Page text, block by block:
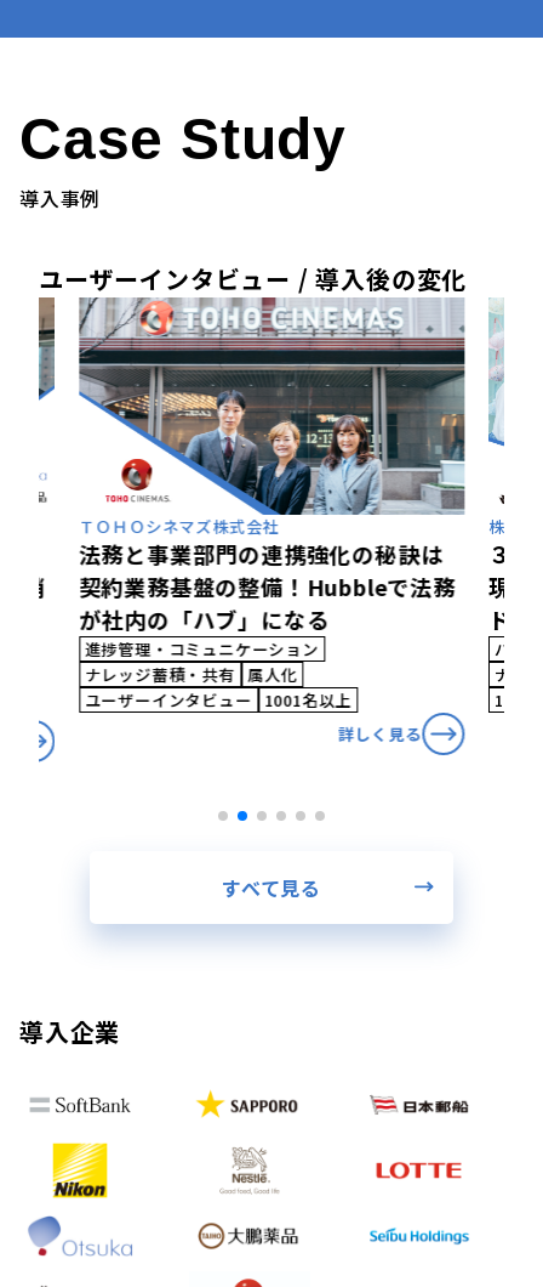
Case Study
導入事例
ユーザーインタビュー / 導入後の変化
務
株式会社ワコールホールディングス
３部署の連携強化で全体最適を実
現！組織力を高め契約業務のスピー
ドを加速
バージョン管理
進捗管理・コミュニケーション
ナレッジ蓄積・共有 ユーザーインタビュー
1001名以上
詳しく見る
日本
効
を実
デ
バー
検索
すべて見る
導入企業